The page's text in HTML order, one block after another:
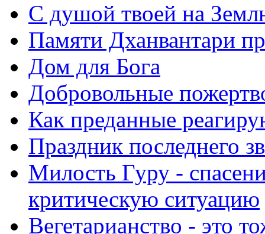
С душой твоей на
Памяти Дханвантари
Дом для Бога
Добровольные
Как преданные
Праздник последнего
Милость Гуру -
критическую ситуацию
Вегетарианство - это